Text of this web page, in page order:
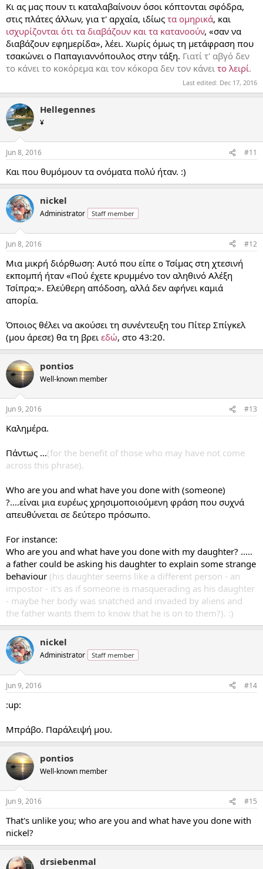
Κι ας μας πουν τι καταλαβαίνουν όσοι κόπτονται σφόδρα,
στις πλάτες άλλων, για τ' αρχαία, ιδίως τα ομηρικά, και
ισχυρίζονται ότι τα διαβάζουν και τα κατανοούν, «σαν να
διαβάζουν εφημερίδα», λέει. Χωρίς όμως τη μετάφραση που
τσακώνει ο Παπαγιαννόπουλος στην τάξη. Γιατί τ' αβγό δεν
το κάνει το κοκόρεμα και τον κόκορα δεν τον κάνει το λειρί.
Last edited: Dec 17, 2016
Hellegennes
¥
Jun 8, 2016 #11
Και που θυμόμουν τα ονόματα πολύ ήταν. :)
nickel
Administrator Staff member
Jun 8, 2016 #12
Μια μικρή διόρθωση: Αυτό που είπε ο Τσίμας στη χτεσινή
εκπομπή ήταν «Πού έχετε κρυμμένο τον αληθινό Αλέξη
Τσίπρα;». Ελεύθερη απόδοση, αλλά δεν αφήνει καμιά
απορία.
Όποιος θέλει να ακούσει τη συνέντευξη του Πίτερ Σπίγκελ
(μου άρεσε) θα τη βρει εδώ, στο 43:20.
pontios
Well-known member
Jun 9, 2016 #13
Καλημέρα.
Πάντως ...(for the benefit of those who may have not come
across this phrase).
Who are you and what have you done with (someone)
?....είναι μια ευρέως χρησιμοποιούμενη φράση που συχνά
απευθύνεται σε δεύτερο πρόσωπο.
For instance:
Who are you and what have you done with my daughter? .....
a father could be asking his daughter to explain some strange
behaviour (his daughter seems like a different person - an
impostor - it's as if someone is masquerading as his daughter
- maybe her body was snatched and invaded by aliens and
the father wants them to know that he is on to them?). :)
nickel
Administrator Staff member
Jun 9, 2016 #14
:up:
Μπράβο. Παράλειψή μου.
pontios
Well-known member
Jun 9, 2016 #15
That's unlike you; who are you and what have you done with
nickel?
drsiebenmal